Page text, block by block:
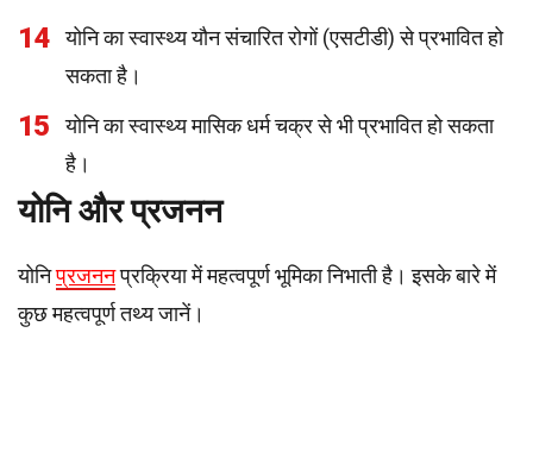
14
योनि का स्वास्थ्य यौन संचारित रोगों (एसटीडी) से प्रभावित हो
सकता है।
15
योनि का स्वास्थ्य मासिक धर्म चक्र से भी प्रभावित हो सकता
है।
योनि और प्रजनन
योनिप्रजननप्रक्रिया में महत्वपूर्ण भूमिका निभाती है। इसके बारे में
कुछ महत्वपूर्ण तथ्य जानें।